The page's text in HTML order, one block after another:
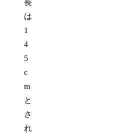
長
は
1
4
5
c
m
と
さ
れ